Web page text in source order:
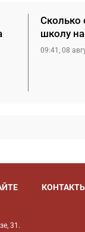
Сколько
школу
09:41, 08
31.